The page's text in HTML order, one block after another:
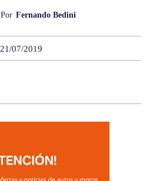
Por Fernando Bedini
21/07/2019